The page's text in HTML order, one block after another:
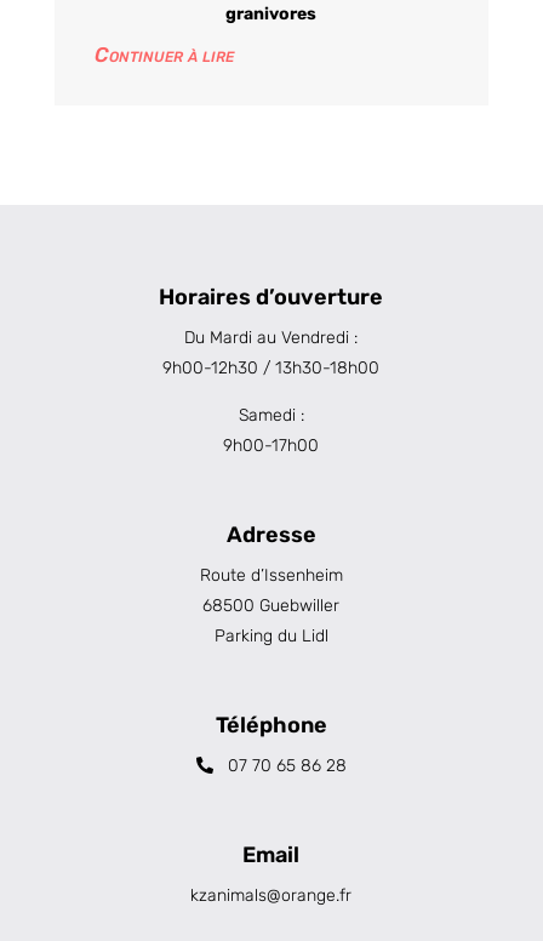
granivores
Continuer à lire
Horaires d’ouverture
Du Mardi au Vendredi :
9h00-12h30 / 13h30-18h00
Samedi :
9h00-17h00
Adresse
Route d’Issenheim
68500 Guebwiller
Parking du Lidl
Téléphone
07 70 65 86 28
Email
kzanimals@orange.fr